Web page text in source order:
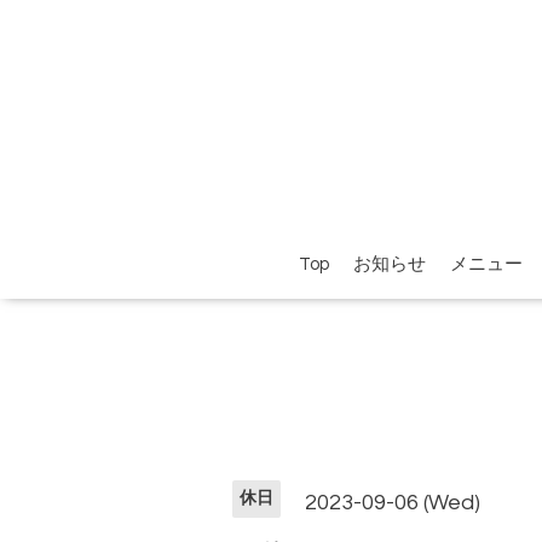
Top お知らせ メニュー
休日 2023-09-06 (Wed)